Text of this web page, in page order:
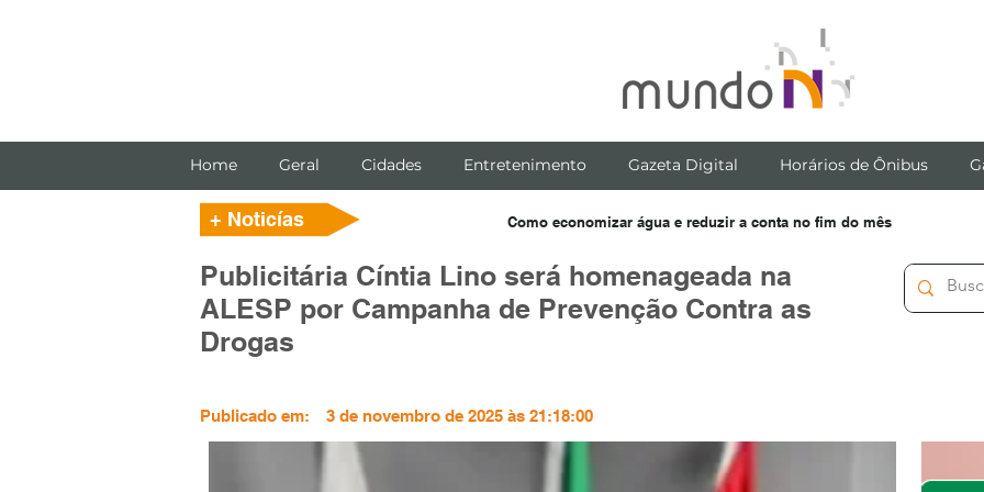
Home Geral Cidades Entretenimento Gazeta Digital Horários de Ônibus
Como economizar água e reduzir a conta no fim do mês
+ Noticías
Publicitária Cíntia Lino será homenageada na
ALESP por Campanha de Prevenção Contra as
Drogas
Publicado em: 3 de novembro de 2025 às 21:18:00